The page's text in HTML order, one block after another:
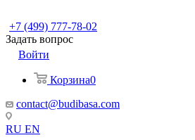
+7 (499) 777-78-02
Задать вопрос
Войти
Корзина0
contact@budibasa.com
RU EN